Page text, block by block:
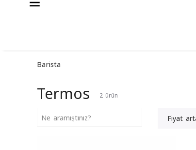
Barista
Termos 2 ürün
Fiyat